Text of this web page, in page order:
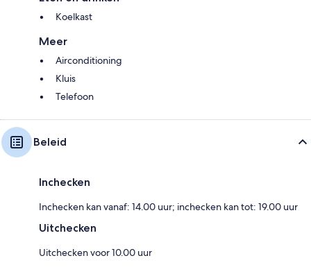
Koelkast
Meer
Airconditioning
Kluis
Telefoon
Beleid
Inchecken
Inchecken kan vanaf: 14.00 uur; inchecken kan tot: 19.00 uur
Uitchecken
Uitchecken voor 10.00 uur